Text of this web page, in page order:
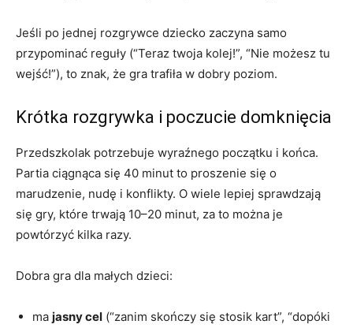
Jeśli po jednej rozgrywce dziecko zaczyna samo
przypominać reguły (“Teraz twoja kolej!”, “Nie możesz tu
wejść!”), to znak, że gra trafiła w dobry poziom.
Krótka rozgrywka i poczucie domknięcia
Przedszkolak potrzebuje wyraźnego początku i końca.
Partia ciągnąca się 40 minut to proszenie się o
marudzenie, nudę i konflikty. O wiele lepiej sprawdzają
się gry, które trwają 10–20 minut, za to można je
powtórzyć kilka razy.
Dobra gra dla małych dzieci:
ma jasny cel (“zanim skończy się stosik kart”, “dopóki